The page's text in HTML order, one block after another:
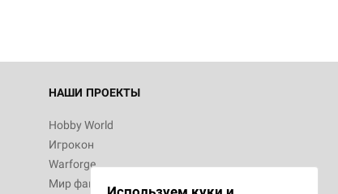
НАШИ ПРОЕКТЫ
Hobby World
Игрокон
Warforge
Мир фантастики